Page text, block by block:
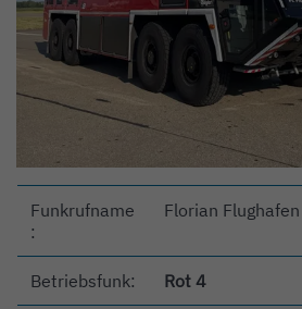
Funkrufname
:
Florian
Betriebsfunk: Rot 4